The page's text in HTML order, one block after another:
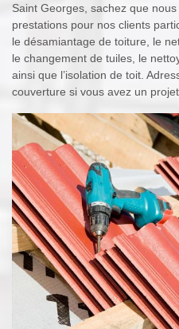
Saint Georges, sachez que
prestations pour nos clients
le désamiantage de toiture, le
le changement de tuiles, le
ainsi que l’isolation de toit.
couverture si vous avez un